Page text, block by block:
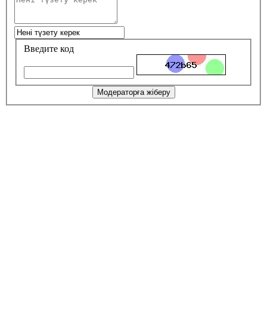
Введите код
Модераторға жіберу